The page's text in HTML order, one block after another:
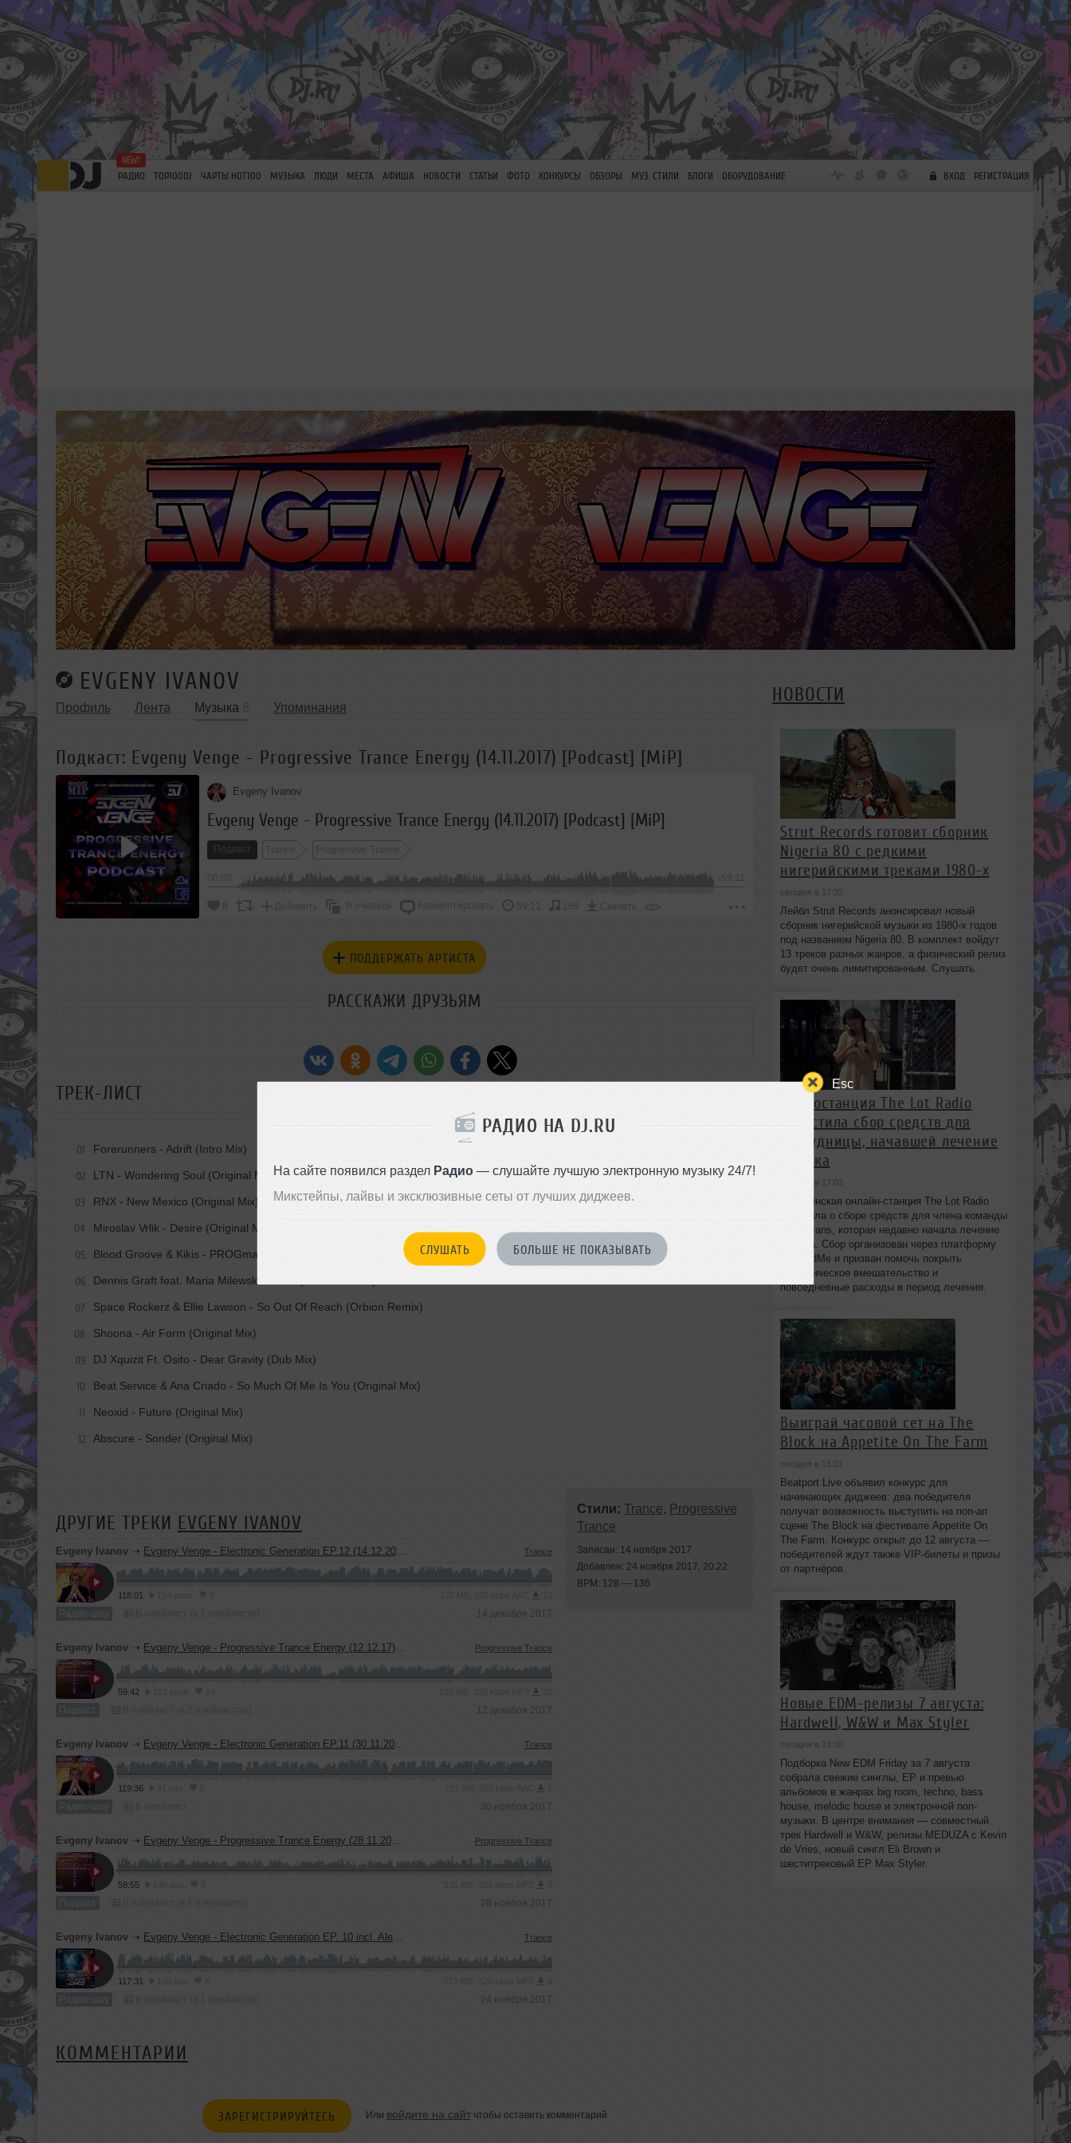
Esc
РАДИО НА DJ.RU
На сайте появился раздел Радио— слушайте лучшую электронную музыку 24/7!
Микстейпы, лайвы и эксклюзивные сеты от лучших диджеев.
СЛУШАТЬ БОЛЬШЕ НЕ ПОКАЗЫВАТЬ
РАДИО TOP100DJ ЧАРТЫ HOT100 МУЗЫКА ЛЮДИ МЕСТА АФИША НОВОСТИ СТАТЬИ ФОТО КОНКУРСЫ ОБЗОРЫ МУЗ. СТИЛИ БЛОГИ ОБОРУДОВАНИЕ ВХОД РЕГИСТРАЦИЯ
EVGENY IVANOV
Профиль Лента Музыка Упоминания
Подкаст: Evgeny Venge - Progressive Trance Energy (14.11.2017) [Podcast] [MiP]
Evgeny Ivanov
Evgeny Venge - Progressive Trance Energy (14.11.2017) [Podcast] [MiP]
Подкаст Trance Progressive Trance
-59:11
Добавить В очередь Комментировать 59:11 159 Скачать </>
ПОДДЕРЖАТЬ АРТИСТА
РАССКАЖИ ДРУЗЬЯМ
ТРЕК-ЛИСТ
01 Forerunners - Adrift (Intro Mix)
02 LTN - Wondering Soul (Original Mix)
03 RNX - New Mexico (Original Mix)
04 Miroslav Vrlik - Desire (Original Mix)
05 Blood Groove & Kikis - PROGmatism (Original Mix)
06 Dennis Graft feat. Maria Milewska - Until (Extended Mix)
07 Space Rockerz & Ellie Lawson - So Out Of Reach (Orbion Remix)
08 Shoona - Air Form (Original Mix)
09 DJ Xquizit Ft. Osito - Dear Gravity (Dub Mix)
10 Beat Service & Ana Criado - So Much Of Me Is You (Original Mix)
11 Neoxid - Future (Original Mix)
12 Abscure - Sonder (Original Mix)
ДРУГИЕ ТРЕКИ EVGENY IVANOV
Evgeny Ivanov ➝ Evgeny Venge - Electronic Generation EP.12 (14.12.2017) [Radioshow] [MiP] Trance
118:01
Радио-шоу 14 декабря 2017
Evgeny Ivanov ➝ Evgeny Venge - Progressive Trance Energy (12.12.17) [Podcast] [MiP] Progressive Trance
59:42
Подкаст 12 декабря 2017
Evgeny Ivanov ➝ Evgeny Venge - Electronic Generation EP.11 (30.11.2017) [Radioshow] [MiP] Trance
119:36
Радио-шоу 30 ноября 2017
Evgeny Ivanov ➝ Evgeny Venge - Progressive Trance Energy (28.11.2017) [Podcast] [MiP] Progressive Trance
58:55
Подкаст 28 ноября 2017
Evgeny Ivanov ➝ Evgeny Venge - Electronic Generation EP. 10 incl. Alexander Shevtsov Guest Mix (16.11.17) [Radioshow] [MiP] Trance
117:31
Радио-шоу 24 ноября 2017
Стили: Trance, Progressive
Trance
Записан: 14 ноября 2017
Добавлен: 24 ноября 2017, 20:22
BPM: 128 — 136
КОММЕНТАРИИ
ЗАРЕГИСТРИРУЙТЕСЬ Или войдите на сайтчтобы оставить комментарий
НОВОСТИ
Strut Records готовит сборник
Nigeria 80 с редкими
нигерийскими треками 1980-х
сегодня в 17:32
Лейбл Strut Records анонсировал новый
сборник нигерийской музыки из 1980-х годов
под названием Nigeria 80. В комплект войдут
13 треков разных жанров, а физический релиз
будет очень лимитированным. Слушать.
Радиостанция The Lot Radio
запустила сбор средств для
сотрудницы, начавшей лечение
от рака
сегодня в 17:02
Бруклинская онлайн-станция The Lot Radio
объявила о сборе средств для члена команды
Lola Evans, которая недавно начала лечение
от рака. Сбор организован через платформу
GoFundMe и призван помочь покрыть
хирургическое вмешательство и
повседневные расходы в период лечения.
Выиграй часовой сет на The
Block на Appetite On The Farm
сегодня в 16:01
Beatport Live объявил конкурс для
начинающих диджеев: два победителя
получат возможность выступить на поп‑ап
сцене The Block на фестивале Appetite On
The Farm. Конкурс открыт до 12 августа —
победителей ждут также VIP‑билеты и призы
от партнёров.
Новые EDM-релизы 7 августа:
Hardwell, W&W и Max Styler
сегодня в 13:08
Подборка New EDM Friday за 7 августа
собрала свежие синглы, EP и превью
альбомов в жанрах big room, techno, bass
house, melodic house и электронной поп-
музыки. В центре внимания — совместный
трек Hardwell и W&W, релизы MEDUZA с Kevin
de Vries, новый сингл Eli Brown и
шеститрековый EP Max Styler.